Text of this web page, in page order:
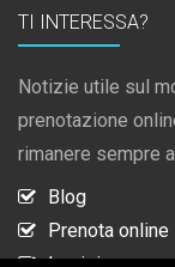
TI INTERESSA?
Notizie utile sul
prenotazione
rimanere sempre
Blog
Prenota